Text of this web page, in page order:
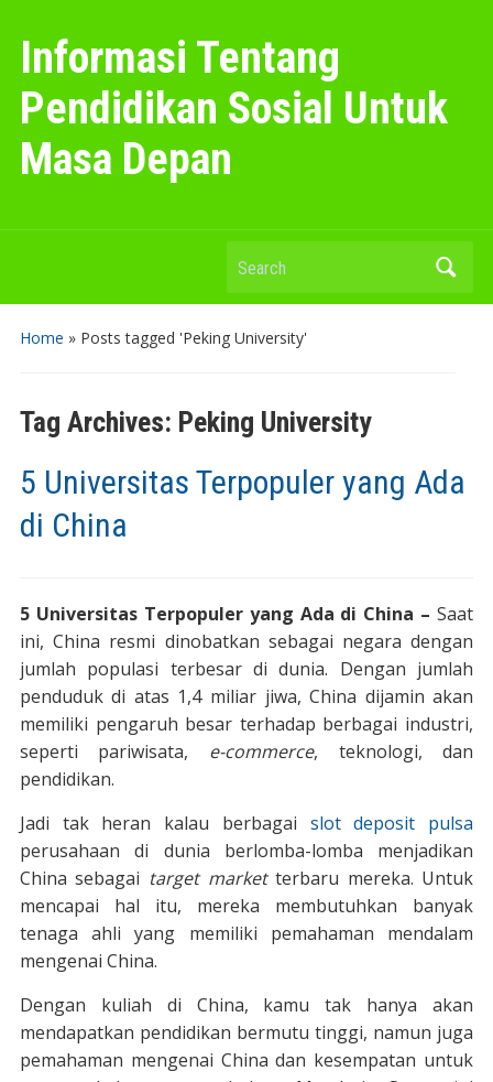
Informasi Tentang
Pendidikan Sosial Untuk
Masa Depan
Search
Home » Posts tagged 'Peking University'
Tag Archives: Peking University
5 Universitas Terpopuler yang Ada
di China
5 Universitas Terpopuler yang Ada di China –Saat
ini, China resmi dinobatkan sebagai negara dengan
jumlah populasi terbesar di dunia. Dengan jumlah
penduduk di atas 1,4 miliar jiwa, China dijamin akan
memiliki pengaruh besar terhadap berbagai industri,
seperti pariwisata, e-commerce, teknologi, dan
pendidikan.
Jadi tak heran kalau berbagai slot deposit pulsa
perusahaan di dunia berlomba-lomba menjadikan
China sebagai target marketterbaru mereka. Untuk
mencapai hal itu, mereka membutuhkan banyak
tenaga ahli yang memiliki pemahaman mendalam
mengenai China.
Dengan kuliah di China, kamu tak hanya akan
mendapatkan pendidikan bermutu tinggi, namun juga
pemahaman mengenai China dan kesempatan untuk